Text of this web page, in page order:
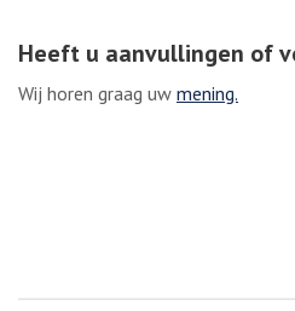
Heeft u aanvullingen of
Wij horen graag uw mening.